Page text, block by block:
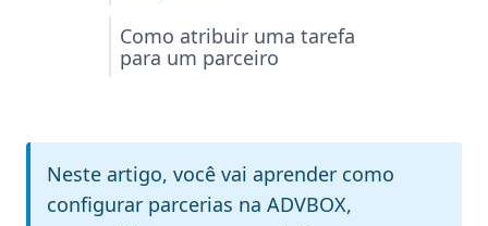
Como atribuir uma tarefa
para um parceiro
Neste artigo, você vai aprender como
configurar parcerias na ADVBOX,